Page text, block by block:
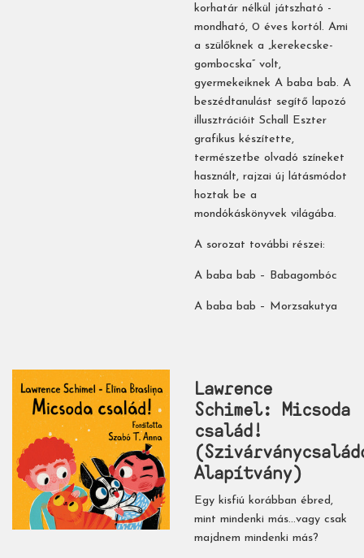
korhatár nélkül játszható -
mondható, 0 éves kortól. Ami
a szülőknek a „kerekecske-
gombocska” volt,
gyermekeiknek A baba bab. A
beszédtanulást segítő lapozó
illusztrációit Schall Eszter
grafikus készítette,
természetbe olvadó színeket
használt, rajzai új látásmódot
hoztak be a
mondókáskönyvek világába.
A sorozat további részei:
A baba bab – Babagombóc
A baba bab – Morzsakutya
Lawrence
Schimel: Micsoda
​család!
Alapítvány)
Egy kisfiú korábban ébred,
mint mindenki más…vagy csak
majdnem mindenki más?